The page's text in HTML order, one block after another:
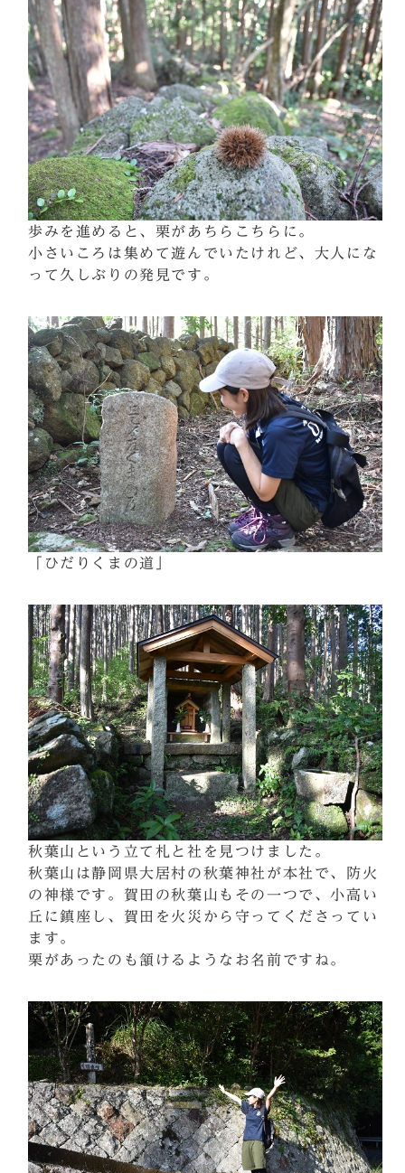
歩みを進めると、栗があちらこちらに。
小さいころは集めて遊んでいたけれど、大人にな
って久しぶりの発見です。
「ひだりくまの道」
秋葉山という立て札と社を見つけました。
秋葉山は静岡県大居村の秋葉神社が本社で、防火
の神様です。賀田の秋葉山もその一つで、小高い
丘に鎮座し、賀田を火災から守ってくださってい
ます。
栗があったのも頷けるようなお名前ですね。